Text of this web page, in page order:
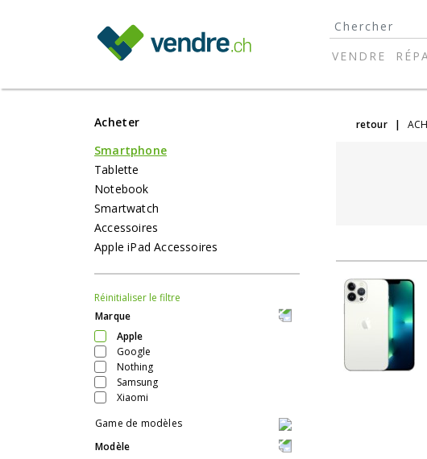
VENDRE
Acheter
Smartphone
Tablette
Notebook
Smartwatch
Accessoires
Apple iPad Accessoires
Réinitialiser le filtre
Marque
Apple
Google
Nothing
Samsung
Xiaomi
Game de modèles
Modèle
retour |